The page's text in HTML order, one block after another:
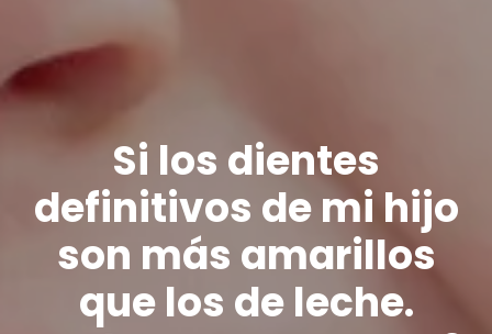
Si los dientes
definitivos de mi hijo
son más amarillos
que los de leche.